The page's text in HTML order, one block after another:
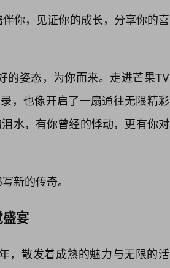
你，见证你的成长，分享你的喜
的姿态，为你而来。走进芒果TV
，也像开启了一扇通往无限精彩
水，有你曾经的悸动，更有你对
新的传奇。
宴
，散发着成熟的魅力与无限的活